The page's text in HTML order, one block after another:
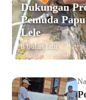
Dukungan
Pemuda
Lele
8 bulan lalu